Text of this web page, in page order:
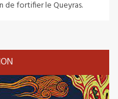
de fortifier le Queyras.